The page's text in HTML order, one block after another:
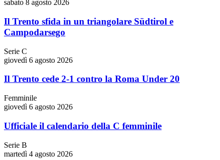
sabato 8 agosto 2026
Il Trento sfida in un triangolare Südtirol e
Campodarsego
Serie C
giovedì 6 agosto 2026
Il Trento cede 2-1 contro la Roma Under 20
Femminile
giovedì 6 agosto 2026
Ufficiale il calendario della C femminile
Serie B
martedì 4 agosto 2026